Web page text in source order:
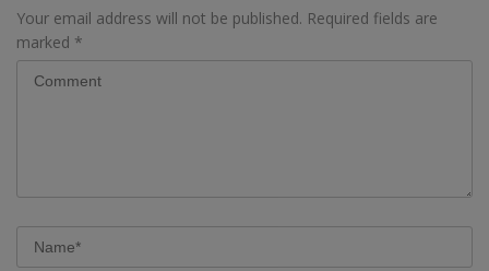
Your email address will not be published. Required fields are
marked *